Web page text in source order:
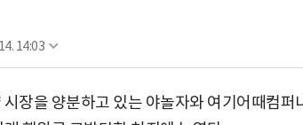
14:03
시장을 양분하고 있는 야놀자와 여기어때컴퍼